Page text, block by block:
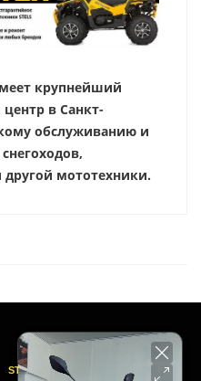
крупнейший
в Санкт-
обслуживанию и
мототехники.
STELS-PITER СОФИЙСКАЯ